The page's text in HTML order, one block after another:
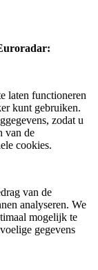
laten functioneren
kunt gebruiken.
zodat u
van de
cookies.
van de
analyseren. We
mogelijk te
gegevens